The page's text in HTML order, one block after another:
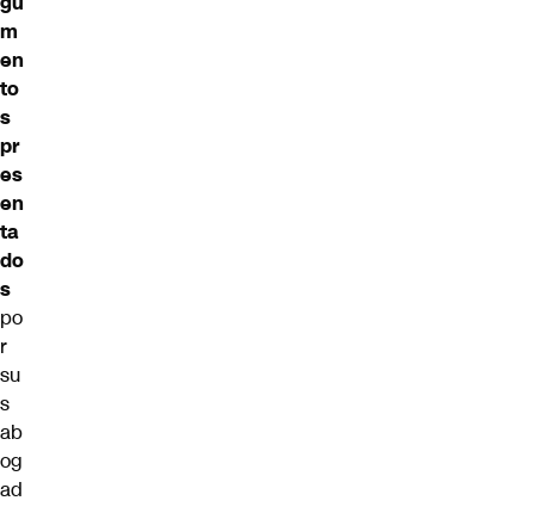
m
en
to
s
pr
es
en
ta
do
s
po
r
su
s
ab
og
ad